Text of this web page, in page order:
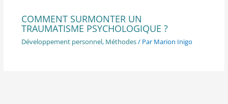
COMMENT SURMONTER UN
TRAUMATISME PSYCHOLOGIQUE ?
Développement personnel, Méthodes/ Par Marion Inigo